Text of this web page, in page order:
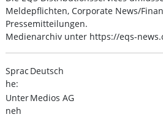
Meldepflichten, Corporate News/
Pressemitteilungen.
Medienarchiv unter https://eqs-
Sprac
he:
Deutsch
Unter
neh
Medios AG